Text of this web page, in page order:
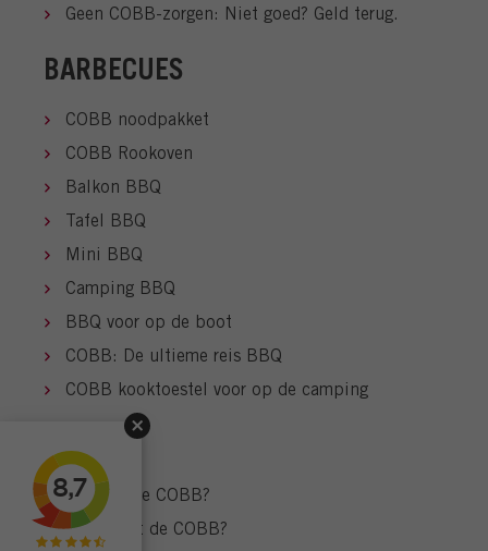
Geen COBB-zorgen: Niet goed? Geld terug.
BARBECUES
COBB noodpakket
COBB Rookoven
Balkon BBQ
Tafel BBQ
Mini BBQ
Camping BBQ
BBQ voor op de boot
COBB: De ultieme reis BBQ
COBB kooktoestel voor op de camping
HOW TO
Wat kan de COBB?
Hoe werkt de COBB?